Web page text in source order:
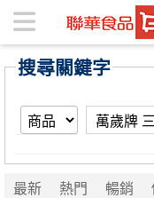
【萬歲牌 三珍海味堅
搜尋關鍵字
最新 熱門 暢銷